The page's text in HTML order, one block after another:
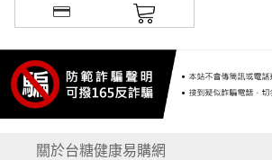
關於台糖健康易購網